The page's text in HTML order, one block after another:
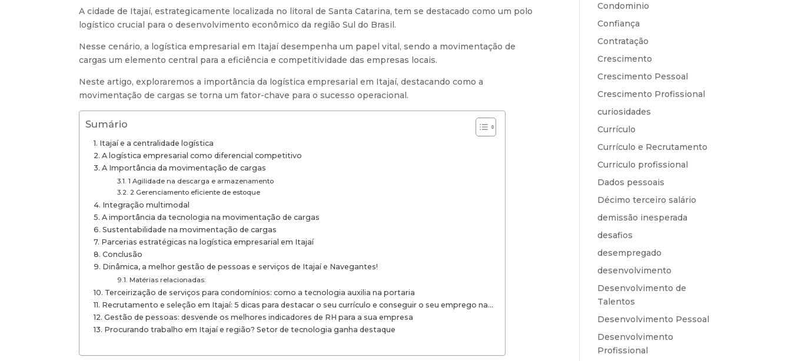
A cidade de Itajaí, estrategicamente localizada no litoral de Santa Catarina, tem se destacado como um polo
logístico crucial para o desenvolvimento econômico da região Sul do Brasil.
Nesse cenário, a logística empresarial em Itajaí desempenha um papel vital, sendo a movimentação de
cargas um elemento central para a eficiência e competitividade das empresas locais.
Neste artigo, exploraremos a importância da logística empresarial em Itajaí, destacando como a
movimentação de cargas se torna um fator-chave para o sucesso operacional.
Sumário
Itajaí e a centralidade logística
A logística empresarial como diferencial competitivo
A Importância da movimentação de cargas
1 Agilidade na descarga e armazenamento
2 Gerenciamento eficiente de estoque
Integração multimodal
A importância da tecnologia na movimentação de cargas
Sustentabilidade na movimentação de cargas
Parcerias estratégicas na logística empresarial em Itajaí
Conclusão
Dinâmica, a melhor gestão de pessoas e serviços de Itajaí e Navegantes!
Matérias relacionadas:
Terceirização de serviços para condomínios: como a tecnologia auxilia na portaria
Recrutamento e seleção em Itajaí: 5 dicas para destacar o seu currículo e conseguir o seu emprego na…
Gestão de pessoas: desvende os melhores indicadores de RH para a sua empresa
Procurando trabalho em Itajaí e região? Setor de tecnologia ganha destaque
Condominio
Confiança
Contratação
Crescimento
Crescimento Pessoal
Crescimento Profissional
curiosidades
Currículo
Currículo e Recrutamento
Curriculo profissional
Dados pessoais
Décimo terceiro salário
demissão inesperada
desafios
desempregado
desenvolvimento
Desenvolvimento de
Talentos
Desenvolvimento Pessoal
Desenvolvimento
Profissional